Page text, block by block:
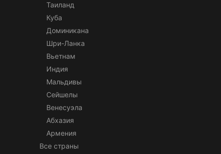
Таиланд
Куба
Доминикана
Шри-Ланка
Вьетнам
Индия
Мальдивы
Сейшелы
Венесуэла
Абхазия
Армения
Все страны